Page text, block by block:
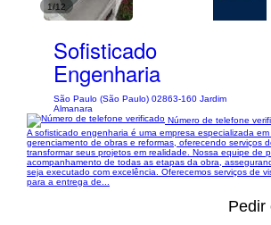
1/12
Sofisticado
Engenharia
São Paulo (São Paulo) 02863-160 Jardim
Almanara
Número de telefone
A sofisticado engenharia é uma empresa especializada
gerenciamento de obras e reformas, oferecendo serviços
transformar seus projetos em realidade. Nossa equipe de
acompanhamento de todas as etapas da obra,
seja executado com excelência. Oferecemos serviços de
para a entrega de...
Pedir